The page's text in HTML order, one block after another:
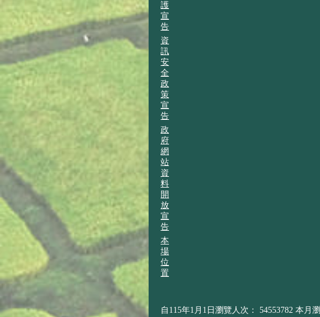
護
宣
告
資
訊
安
全
政
策
宣
告
政
府
網
站
資
料
開
放
宣
告
本
場
位
置
自115年1月1日瀏覽人次： 54553782 本月瀏